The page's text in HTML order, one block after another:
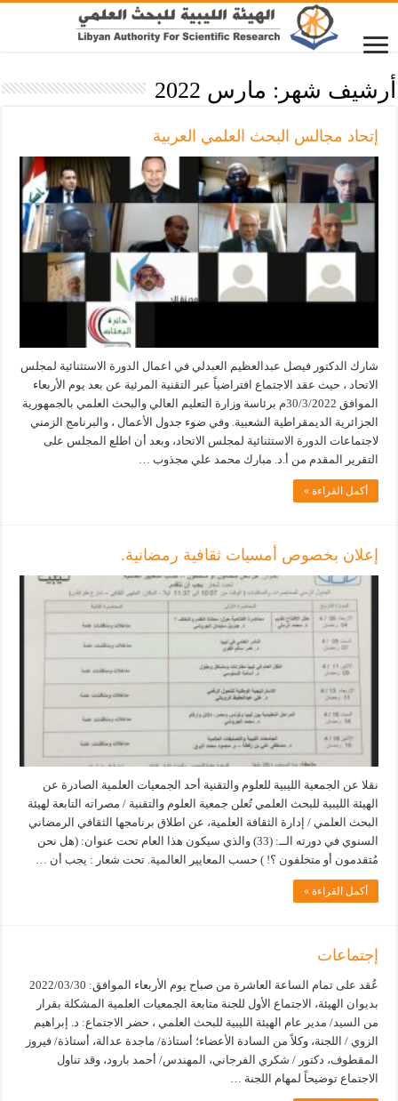
أرشيف شهر: مارس 2022
إتحاد مجالس البحث العلمي العربية
شارك الدكتور فيصل عبدالعظيم العبدلي في اعمال الدورة الاستثنائية لمجلس
الاتحاد ، حيث عقد الاجتماع افتراضياً عبر التقنية المرئية عن بعد يوم الأربعاء
الموافق 30/3/2022م برئاسة وزارة التعليم العالي والبحث العلمي بالجمهورية
الجزائرية الديمقراطية الشعبية. وفي ضوء جدول الأعمال ، والبرنامج الزمني
لاجتماعات الدورة الاستثنائية لمجلس الاتحاد، وبعد أن اطلع المجلس على
التقرير المقدم من أ.د. مبارك محمد علي مجذوب …
أكمل القراءة »
إعلان بخصوص أمسيات ثقافية رمضانية.
نقلا عن الجمعية الليبية للعلوم والتقنية أحد الجمعيات العلمية الصادرة عن
الهيئة الليبية للبحث العلمي تُعلن جمعية العلوم والتقنية / مصراته التابعة لهيئة
البحث العلمي / إدارة الثقافة العلمية، عن اطلاق برنامجها الثقافي الرمضاني
السنوي في دورته الــ: (33) والذي سيكون هذا العام تحت عنوان: (هل نحن
مُتقدمون أو متخلفون ؟! ) حسب المعايير العالمية. تحت شعار : يجب أن …
أكمل القراءة »
إجتماعات
عُقد على تمام الساعة العاشرة من صباح يوم الأربعاء الموافق: 2022/03/30
بديوان الهيئة، الاجتماع الأول للجنة متابعة الجمعيات العلمية المشكلة بقرار
من السيد/ مدير عام الهيئة الليبية للبحث العلمي ، حضر الاجتماع: د. إبراهيم
الزوي / اللجنة، وكلاً من السادة الأعضاء؛ أستاذة/ ماجدة عدالة، أستاذة/ فيروز
المقطوف، دكتور / شكري الفرجاني، المهندس/ أحمد بارود، وقد تناول
الاجتماع توضيحاً لمهام اللجنة …